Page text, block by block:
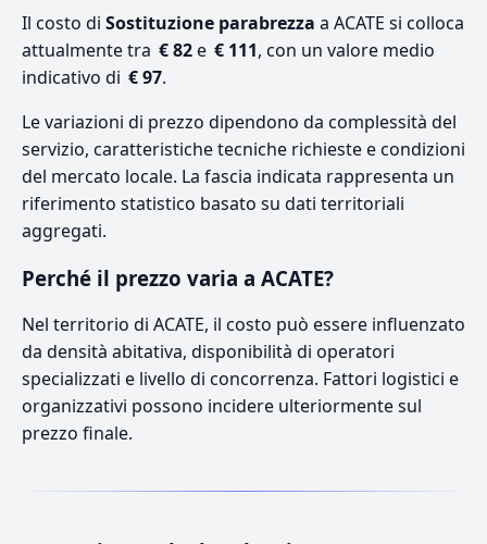
Il costo di Sostituzione parabrezza a ACATE si colloca
attualmente tra € 82e € 111, con un valore medio
indicativo di € 97.
Le variazioni di prezzo dipendono da complessità del
servizio, caratteristiche tecniche richieste e condizioni
del mercato locale. La fascia indicata rappresenta un
riferimento statistico basato su dati territoriali
aggregati.
Perché il prezzo varia a ACATE?
Nel territorio di ACATE, il costo può essere influenzato
da densità abitativa, disponibilità di operatori
specializzati e livello di concorrenza. Fattori logistici e
organizzativi possono incidere ulteriormente sul
prezzo finale.